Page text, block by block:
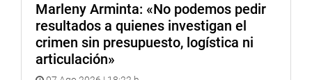
Marleny Arminta: «No podemos pedir
resultados a quienes investigan el
crimen sin presupuesto, logística ni
articulación»